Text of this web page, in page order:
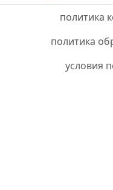
политика
политика
условия